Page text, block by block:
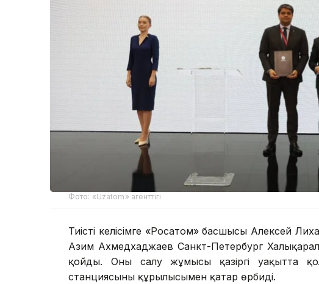
Фото: «Uzatom» агенттігі
Тиісті келісімге «Росатом» басшысы Алексей
Азим Ахмедхаджаев Санкт-Петербург
қойды. Оны салу жұмысы қазіргі уақытта
станциясының құрылысымен қатар өрбиді.